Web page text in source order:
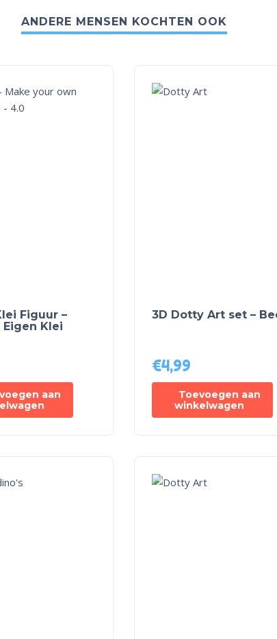
ANDERE MENSEN KOCHTEN OOK
Figuur –
Eigen Klei
aan
3D Dotty Art set –
€4,99
Toevoegen aan
winkelwagen